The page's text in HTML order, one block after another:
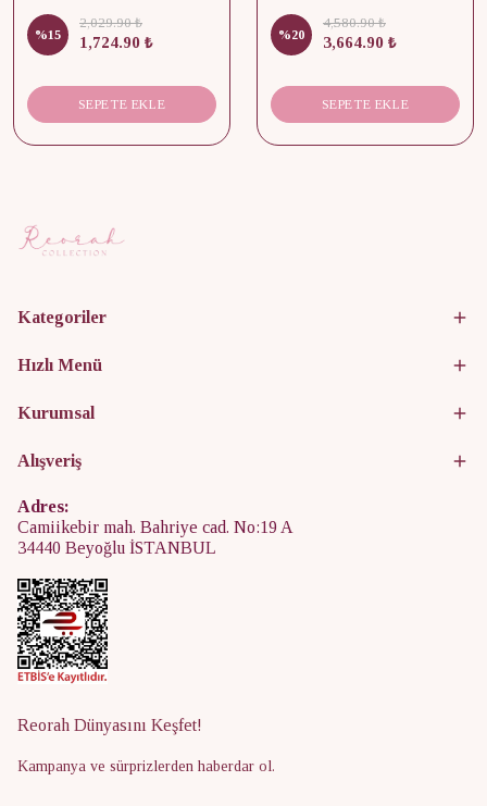
%15
2,029.90 ₺
1,724.90 ₺
SEPETE EKLE
%20
4,580.90 ₺
3,664.90 ₺
SEPETE EKLE
Kategoriler
Hızlı Menü
Kurumsal
Alışveriş
Adres:
Camiikebir mah. Bahriye cad. No:19 A
34440 Beyoğlu İSTANBUL
Reorah Dünyasını Keşfet!
Kampanya ve sürprizlerden haberdar ol.